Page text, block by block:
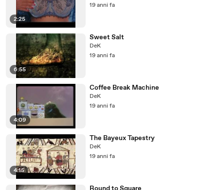
2:25
19 anni fa
6:55
Sweet Salt
DeK
19 anni fa
4:09
Coffee Break Machine
DeK
19 anni fa
4:15
The Bayeux Tapestry
DeK
19 anni fa